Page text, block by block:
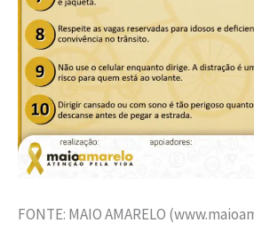
FONTE: MAIO AMARELO